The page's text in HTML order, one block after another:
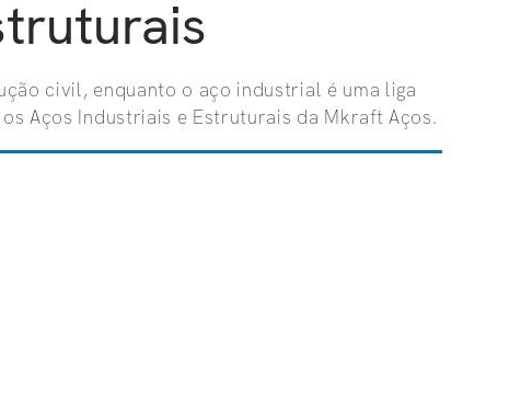
civil, enquanto o aço industrial é uma liga
Aços Industriais e Estruturais da Mkraft Aços.